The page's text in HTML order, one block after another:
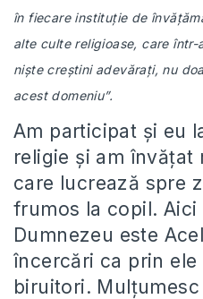
în fiecare instituție de
alte culte religioase, care
niște creștini adevărați, nu
acest domeniu”.
Am participat și eu
religie și am învățat
care lucrează spre
frumos la copil. Aici
Dumnezeu este
încercări ca prin ele
biruitori.